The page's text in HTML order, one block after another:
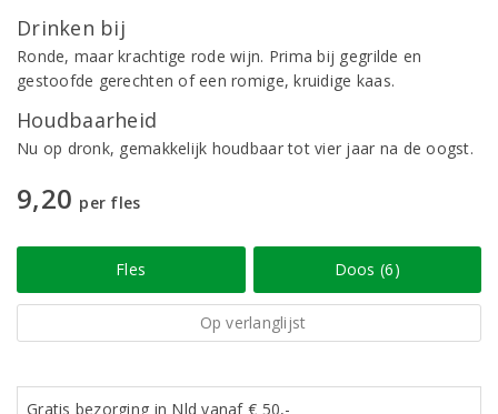
Drinken bij
Ronde, maar krachtige rode wijn. Prima bij gegrilde en
gestoofde gerechten of een romige, kruidige kaas.
Houdbaarheid
Nu op dronk, gemakkelijk houdbaar tot vier jaar na de oogst.
9,20 per fles
Fles Doos (6)
Op verlanglijst
Gratis bezorging in Nld vanaf € 50,-